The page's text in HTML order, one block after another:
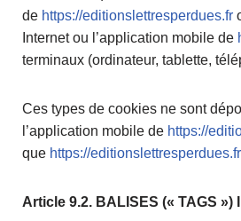
de https://editionslettresperdues.fr
Internet ou l’application mobile de
terminaux (ordinateur, tablette,
Ces types de cookies ne sont
l’application mobile de https://
que https://editionslettresperdues.fr
Article 9.2. BALISES (« TAGS »)